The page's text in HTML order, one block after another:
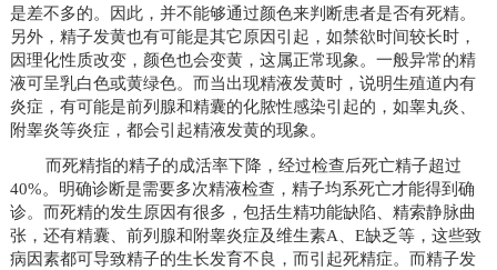
是差不多的。因此，并不能够通过颜色来判断患者是否有死精。
另外，精子发黄也有可能是其它原因引起，如禁欲时间较长时，
因理化性质改变，颜色也会变黄，这属正常现象。一般异常的精
液可呈乳白色或黄绿色。而当出现精液发黄时，说明生殖道内有
炎症，有可能是前列腺和精囊的化脓性感染引起的，如睾丸炎、
附睾炎等炎症，都会引起精液发黄的现象。
而死精指的精子的成活率下降，经过检查后死亡精子超过
40%。明确诊断是需要多次精液检查，精子均系死亡才能得到确
诊。而死精的发生原因有很多，包括生精功能缺陷、精索静脉曲
张，还有精囊、前列腺和附睾炎症及维生素A、E缺乏等，这些致
病因素都可导致精子的生长发育不良，而引起死精症。而精子发